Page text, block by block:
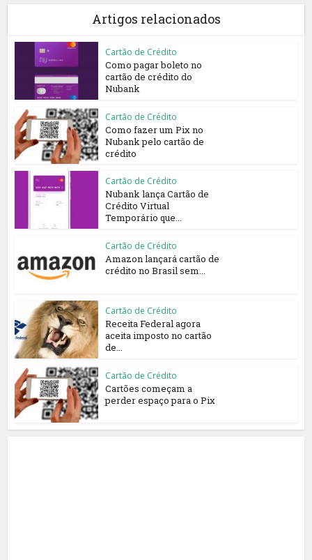
Artigos relacionados
Cartão de Crédito
Como pagar boleto no
cartão de crédito do
Nubank
Cartão de Crédito
Como fazer um Pix no
Nubank pelo cartão de
crédito
Cartão de Crédito
Nubank lança Cartão de
Crédito Virtual
Temporário que...
Cartão de Crédito
Amazon lançará cartão de
crédito no Brasil sem...
Cartão de Crédito
Receita Federal agora
aceita imposto no cartão
de...
Cartão de Crédito
Cartões começam a
perder espaço para o Pix